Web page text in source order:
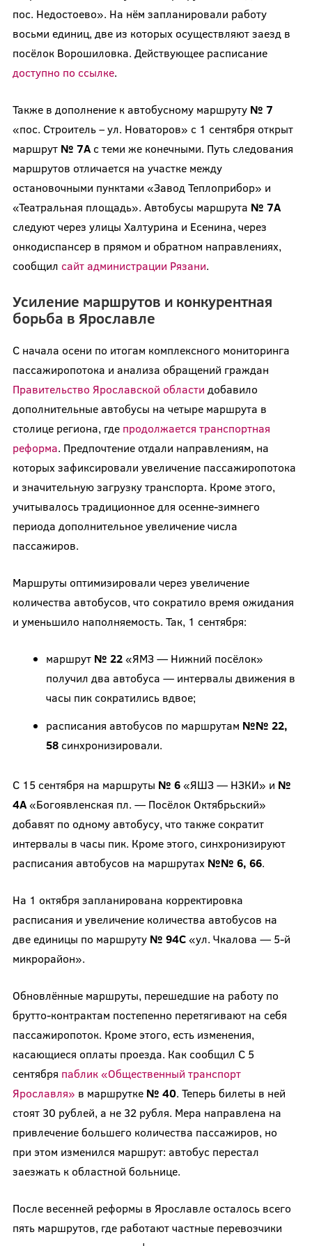
пос. Недостоево». На нём запланировали работу
восьми единиц, две из которых осуществляют заезд в
посёлок Ворошиловка. Действующее расписание
доступно по ссылке.
Также в дополнение к автобусному маршруту № 7
«пос. Строитель – ул. Новаторов» с 1 сентября открыт
маршрут № 7Ас теми же конечными. Путь следования
маршрутов отличается на участке между
остановочными пунктами «Завод Теплоприбор» и
«Театральная площадь». Автобусы маршрута № 7А
следуют через улицы Халтурина и Есенина, через
онкодиспансер в прямом и обратном направлениях,
сообщил сайт администрации Рязани.
Усиление маршрутов и конкурентная
борьба в Ярославле
С начала осени по итогам комплексного мониторинга
пассажиропотока и анализа обращений граждан
Правительство Ярославской области добавило
дополнительные автобусы на четыре маршрута в
столице региона, где продолжается транспортная
реформа. Предпочтение отдали направлениям, на
которых зафиксировали увеличение пассажиропотока
и значительную загрузку транспорта. Кроме этого,
учитывалось традиционное для осенне-зимнего
периода дополнительное увеличение числа
пассажиров.
Маршруты оптимизировали через увеличение
количества автобусов, что сократило время ожидания
и уменьшило наполняемость. Так, 1 сентября:
маршрут № 22«ЯМЗ — Нижний посёлок»
получил два автобуса — интервалы движения в
часы пик сократились вдвое;
расписания автобусов по маршрутам №№ 22,
58синхронизировали.
С 15 сентября на маршруты № 6«ЯШЗ — НЗКИ» и №
4А«Богоявленская пл. — Посёлок Октябрьский»
добавят по одному автобусу, что также сократит
интервалы в часы пик. Кроме этого, синхронизируют
расписания автобусов на маршрутах №№ 6, 66.
На 1 октября запланирована корректировка
расписания и увеличение количества автобусов на
две единицы по маршруту № 94С«ул. Чкалова — 5-й
микрорайон».
Обновлённые маршруты, перешедшие на работу по
брутто-контрактам постепенно перетягивают на себя
пассажиропоток. Кроме этого, есть изменения,
касающиеся оплаты проезда. Как сообщил С 5
сентября паблик «Общественный транспорт
Ярославля» в маршрутке № 40. Теперь билеты в ней
стоят 30 рублей, а не 32 рубля. Мера направлена на
привлечение большего количества пассажиров, но
при этом изменился маршрут: автобус перестал
заезжать к областной больнице.
После весенней реформы в Ярославле осталось всего
пять маршрутов, где работают частные перевозчики